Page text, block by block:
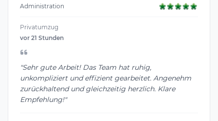
Administration
Privatumzug
vor 21 Stunden
"Sehr gute Arbeit! Das Team hat ruhig,
unkompliziert und effizient gearbeitet. Angenehm
zurückhaltend und gleichzeitig herzlich. Klare
Empfehlung!"